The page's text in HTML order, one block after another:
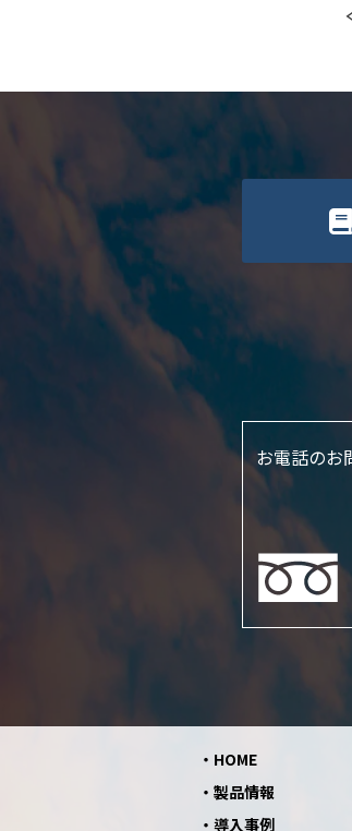
お電話のお
HOME
製品情報
導入事例